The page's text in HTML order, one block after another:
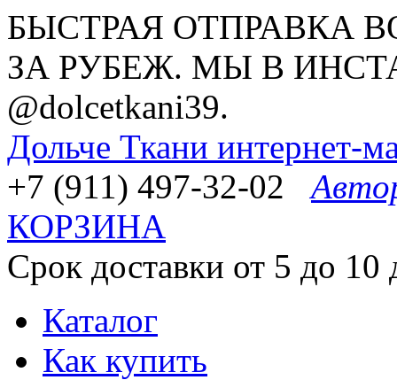
БЫСТРАЯ ОТПРАВКА
ЗА РУБЕЖ. МЫ В
@dolcetkani39.
Дольче Ткани интернет-
+7 (911) 497-32-02
КОРЗИНА
Срок доставки от 5 до 10
Каталог
Как купить